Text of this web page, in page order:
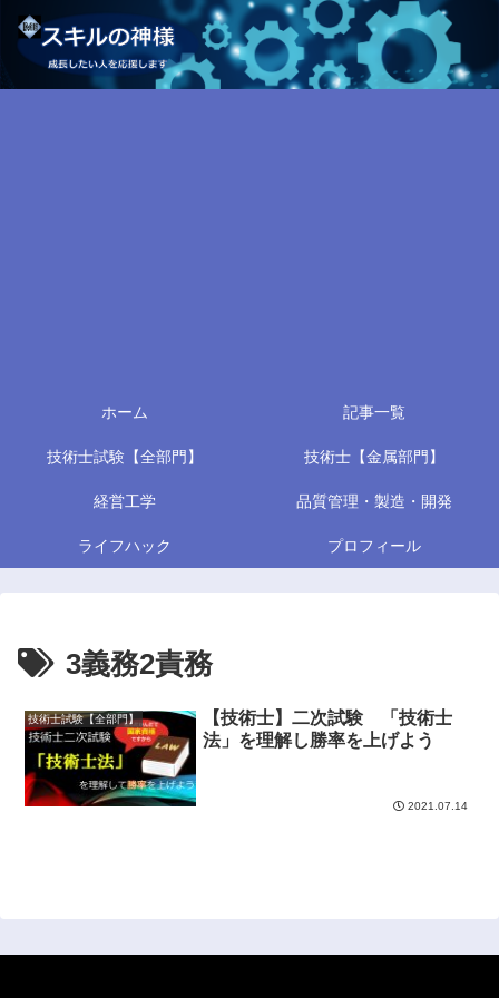
ホーム 記事一覧
技術士試験【全部門】 技術士【金属部門】
経営工学 品質管理・製造・開発
ライフハック プロフィール
3義務2責務
技術士試験【全部門】
【技術士】二次試験 「技術士
法」を理解し勝率を上げよう
2021.07.14